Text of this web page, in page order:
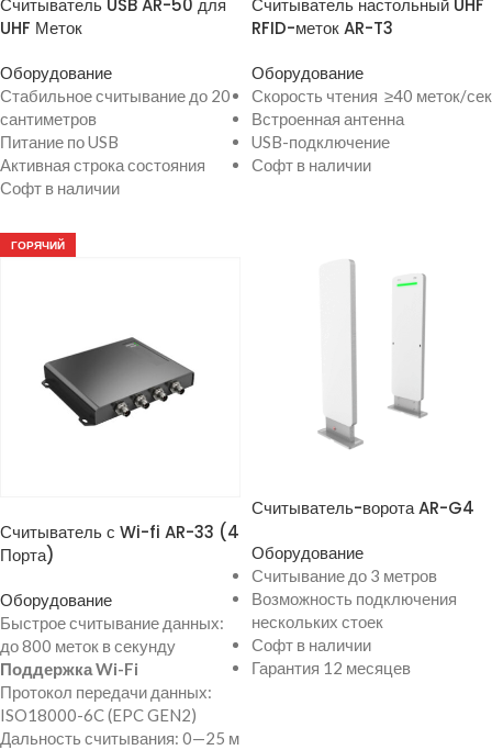
Считыватель USB AR-50 для
UHF Меток
Оборудование
Стабильное считывание до 20
сантиметров
Питание по USB
Активная строка состояния
Софт в наличии
Считыватель настольный UHF
RFID-меток AR-T3
Оборудование
Скорость чтения ≥40 меток/сек
Встроенная антенна
USB-подключение
Софт в наличии
ГОРЯЧИЙ
Считыватель с Wi-fi AR-33 (4
Порта)
Оборудование
Быстрое считывание данных:
до 800 меток в секунду
Поддержка Wi-Fi
Протокол передачи данных:
ISO18000-6C (EPC GEN2)
Дальность считывания: 0—25 м
Считыватель-ворота AR-G4
Оборудование
Считывание до 3 метров
Возможность подключения
нескольких стоек
Софт в наличии
Гарантия 12 месяцев